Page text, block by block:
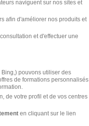
naviguent sur nos sites et
afin d'améliorer nos produits et
et d'effectuer une
Bing,) pouvons utiliser des
de formations personnalisés
de votre profil et de vos centres
en cliquant sur le lien